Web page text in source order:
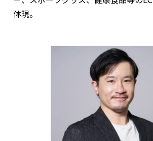
体現。